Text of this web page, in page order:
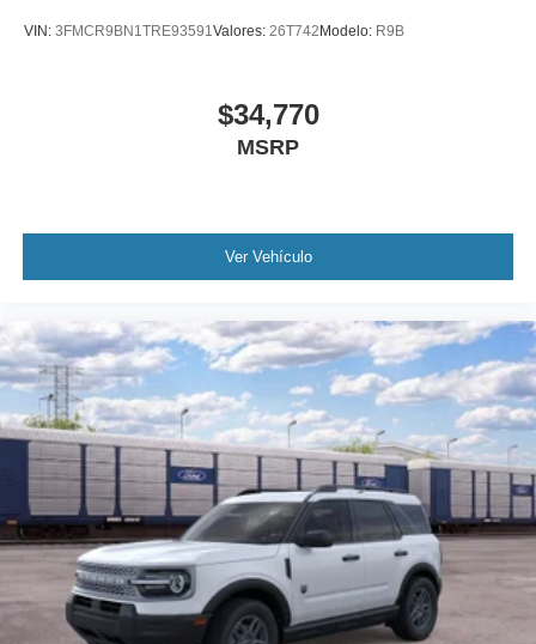
VIN: 3FMCR9BN1TRE93591Valores: 26T742 Modelo: R9B
$34,770
MSRP
Ver Vehículo